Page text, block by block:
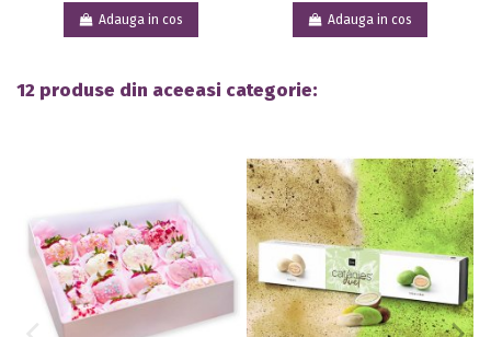
Adauga in cos Adauga in cos
12 produse din aceeasi categorie: